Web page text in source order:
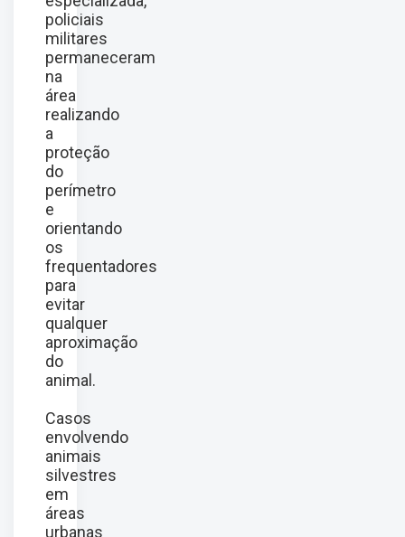
policiais
militares
permaneceram
na
área
realizando
a
proteção
do
perímetro
e
orientando
os
frequentadores
para
evitar
qualquer
aproximação
do
animal.
Casos
envolvendo
animais
silvestres
em
áreas
urbanas